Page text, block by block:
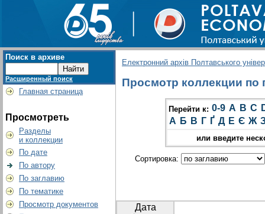
Поиск в архиве
Расширенный поиск
Главная страница
Просмотреть
Разделы
и коллекции
По дате
По автору
По заглавию
По тематике
Просмотр документов
Електронний архів Полтавського
Просмотр коллекции по
Перейти к: 0-9 A B C
А Б В Г Ґ Д Е Є Ж
или введите
Сортировка:
Дата